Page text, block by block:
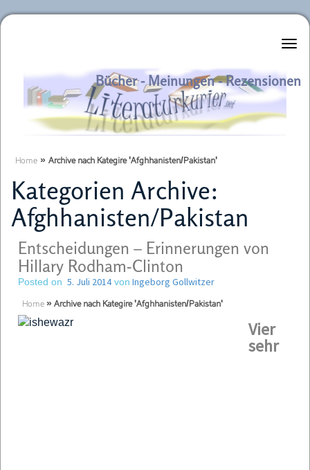
Literaturkurier.net
Bücher - Meinungen - Rezensionen
Home » Archive nach Kategire 'Afghhanisten/Pakistan'
Kategorien Archive:
Afghhanisten/Pakistan
Entscheidungen – Erinnerungen von
Hillary Rodham-Clinton
Posted on 5. Juli 2014von Ingeborg Gollwitzer
Home » Archive nach Kategire 'Afghhanisten/Pakistan'
Vier
sehr